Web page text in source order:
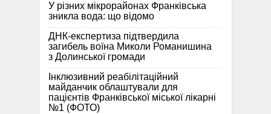
У різних мікрорайонах Франківська
зникла вода: що відомо
ДНК-експертиза підтвердила
загибель воїна Миколи Романишина
з Долинської громади
Інклюзивний реабілітаційний
майданчик облаштували для
пацієнтів Франківської міської лікарні
№1 (ФОТО)